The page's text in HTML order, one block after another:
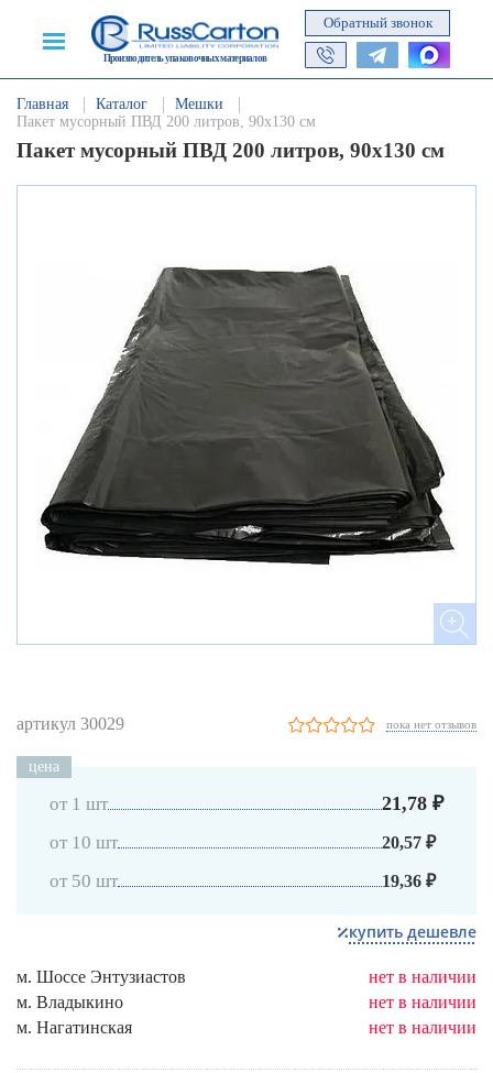
Производитель упаковочных материалов
Обратный звонок
Главная Каталог
Мешки
Пакет мусорный ПВД 200 литров, 90х130 см
Пакет мусорный ПВД 200 литров, 90х130 см
артикул 30029 пока нет отзывов
цена
от 1 шт 21,78 ₽
от 10 шт 20,57 ₽
от 50 шт 19,36 ₽
купить дешевле
м. Шоссе Энтузиастов
нет в наличии
м. Владыкино
нет в наличии
м. Нагатинская
нет в наличии